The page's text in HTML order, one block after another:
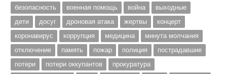
безопасность
военная помощь война
выходные
дети
досуг дроновая атака жертвы
концерт
коронавирус
коррупция медицина
минута молчания
отключение
память пожар полиция
пострадавшие
потери
потери оккупантов
прокуратура